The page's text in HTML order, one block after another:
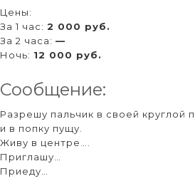
Цены:
За 1 час: 2 000 руб.
За 2 часа: —
Ночь: 12 000 руб.
Сообщение:
Разрешу пальчик в своей круглой
и в попку пущу.
Живу в центре….
Приглашу…
Приеду…